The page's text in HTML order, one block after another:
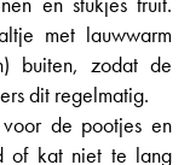
met lauwwarm
buiten, zodat de
dit regelmatig.
de pootjes en
of kat niet te lang